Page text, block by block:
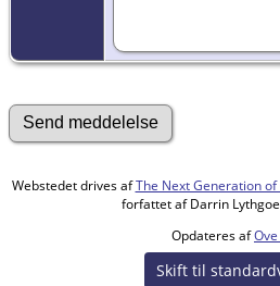
Webstedet drives afThe Next Generation
forfattet af Darrin
Opdateres af
Skift til